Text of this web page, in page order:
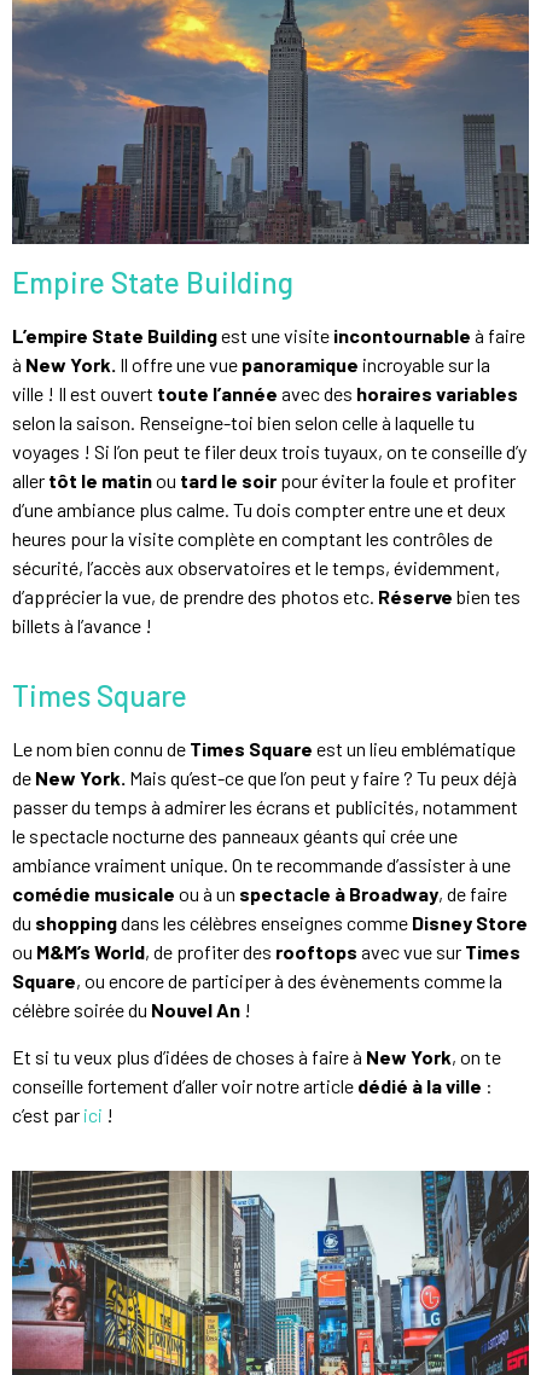
Empire State Building
L’empire State Buildingest une visite incontournable à faire
à New York. Il offre une vue panoramique incroyable sur la
ville ! Il est ouvert toute l’année avec des horaires variables
selon la saison. Renseigne-toi bien selon celle à laquelle tu
voyages ! Si l’on peut te filer deux trois tuyaux, on te conseille d’y
aller tôt le matinou tard le soir pour éviter la foule et profiter
d’une ambiance plus calme. Tu dois compter entre une et deux
heures pour la visite complète en comptant les contrôles de
sécurité, l’accès aux observatoires et le temps, évidemment,
d’apprécier la vue, de prendre des photos etc. Réserve bien tes
billets à l’avance !
Times Square
Le nom bien connu de Times Square est un lieu emblématique
de New York. Mais qu’est-ce que l’on peut y faire ? Tu peux déjà
passer du temps à admirer les écrans et publicités, notamment
le spectacle nocturne des panneaux géants qui crée une
ambiance vraiment unique. On te recommande d’assister à une
comédie musicale ou à un spectacle à Broadway, de faire
du shoppingdans les célèbres enseignes comme Disney Store
ou M&M’s World, de profiter des rooftops avec vue sur Times
Square, ou encore de participer à des évènements comme la
célèbre soirée du Nouvel An !
Et si tu veux plus d’idées de choses à faire à New York, on te
conseille fortement d’aller voir notre article dédié à la ville :
c’est par ici !